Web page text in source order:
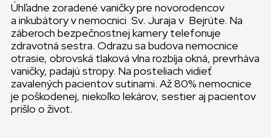
Úhľadne zoradené vaničky pre novorodencov
a inkubátory v nemocnici Sv. Juraja v Bejrúte. Na
záberoch bezpečnostnej kamery telefonuje
zdravotná sestra. Odrazu sa budova nemocnice
otrasie, obrovská tlaková vlna rozbíja okná, prevrháva
vaničky, padajú stropy. Na posteliach vidieť
zavalených pacientov sutinami. Až 80% nemocnice
je poškodenej, niekoľko lekárov, sestier aj pacientov
prišlo o život.